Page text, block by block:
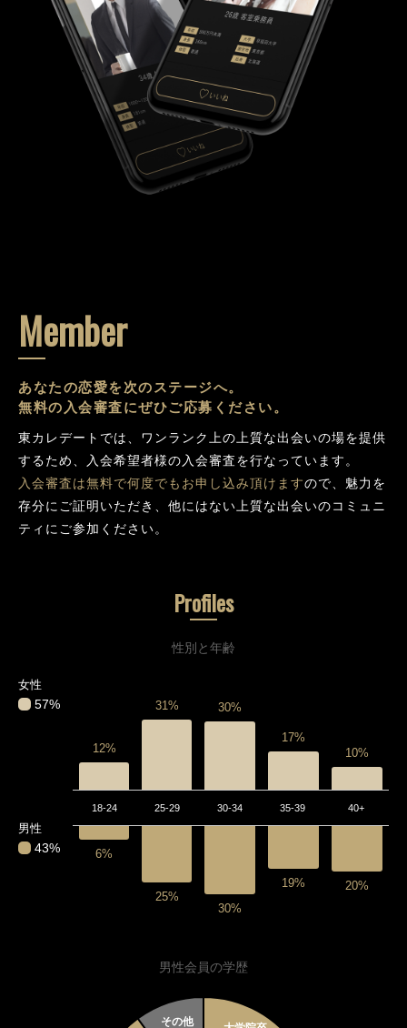
Member
あなたの恋愛を次のステージへ。
無料の入会審査にぜひご応募ください。
東カレデートでは、ワンランク上の上質な出会いの場を提供
するため、入会希望者様の入会審査を行なっています。
入会審査は無料で何度でもお申し込み頂けますので、魅力を
存分にご証明いただき、他にはない上質な出会いのコミュニ
ティにご参加ください。
Profiles
性別と年齢
女性
57%
男性
43%
12%
31% 30%
17%
10%
18-24 25-29 30-34 35-39 40+
6%
25%
30%
19% 20%
男性会員の学歴